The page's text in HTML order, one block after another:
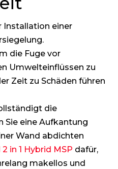
Installation einer
die Fuge vor
Umwelteinflüssen zu
Zeit zu Schäden führen
die
Sie eine Aufkantung
Wand abdichten
in 1 Hybrid MSP dafür,
makellos und